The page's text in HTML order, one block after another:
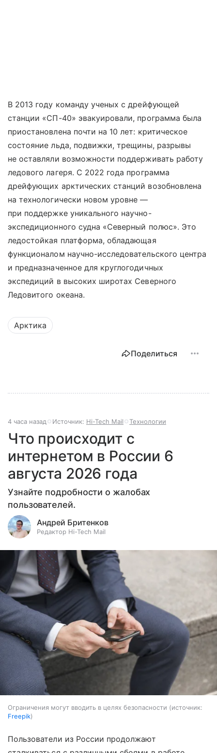
В 2013 году команду ученых с дрейфующей
станции «СП-40» эвакуировали, программа была
приостановлена почти на 10 лет: критическое
состояние льда, подвижки, трещины, разрывы
не оставляли возможности поддерживать работу
ледового лагеря. С 2022 года программа
дрейфующих арктических станций возобновлена
на технологически новом уровне —
при поддержке уникального научно-
экспедиционного судна «Северный полюс». Это
ледостойкая платформа, обладающая
функционалом научно-исследовательского центра
и предназначенное для круглогодичных
экспедиций в высоких широтах Северного
Ледовитого океана.
Арктика
Поделиться
4 часа назад Источник: Hi-Tech Mail Технологии
Что происходит с
интернетом в России 6
августа 2026 года
Узнайте подробности о жалобах
пользователей.
Андрей Бритенков
Редактор Hi-Tech Mail
Ограничения могут вводить в целях безопасности
источник:
Freepik
Пользователи из России продолжают